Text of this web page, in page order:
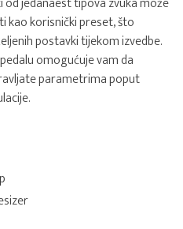
kao korisnički preset, što
postavki tijekom izvedbe.
omogućuje vam da
parametrima poput